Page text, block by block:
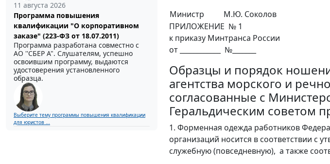
11 августа 2026
Программа повышения
квалификации "О корпоративном
заказе" (223-ФЗ от 18.07.2011)
Программа разработана совместно с
АО ''СБЕР А". Слушателям, успешно
освоившим программу, выдаются
удостоверения установленного
образца.
Выберите тему программы повышения квалификации
для юристов ...
Министр
М.Ю. Соколов
ПРИЛОЖЕНИЕ № 1
к приказу Минтранса России
от ____________ №_______
Образцы и порядок
агентства морского и
согласованные с
Геральдическим советом
1. Форменная одежда работников
организаций носится в соответствии с
служебную (повседневную), а также